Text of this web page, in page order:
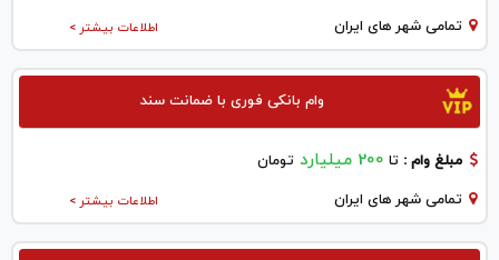
اطلاعات بیشتر > تمامی شهر های ایران
وام بانکی فوری با ضمانت سند
مبلغ وام : تا 200 میلیارد تومان
اطلاعات بیشتر > تمامی شهر های ایران